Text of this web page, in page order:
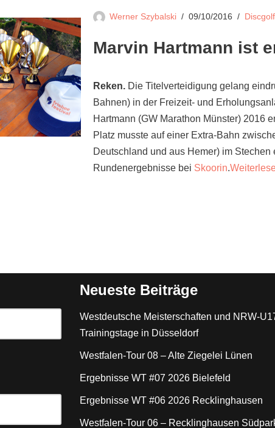
Werner Szybalski 09/10/2016 Discgolf
Marvin Hartmann ist
Reken. Die Titelverteidigung gelang
Bahnen) in der Freizeit- und
Hartmann (GW Marathon Münster) 2016
Platz musste auf einer Extra-Bahn
Deutschland und aus Hemer) im
Rundenergebnisse bei Skoorin.
Neueste Beiträge
Westdeutsche Meisterschaften und NRW-
Trainingstage in Düsseldorf
Westfalen-Tour 08 – Alte Ziegelei Lünen
Ergebnisse WT #07 2026 Bielefeld
Ergebnisse WT #06 2026 Recklinghausen
Westfalen-Tour 06 – Recklinghausen